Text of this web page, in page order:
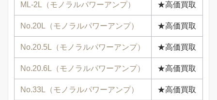
ML-2L（モノラルパワーアンプ） ★高価買取
No.20L（モノラルパワーアンプ） ★高価買取
No.20.5L（モノラルパワーアンプ） ★高価買取
No.20.6L（モノラルパワーアンプ） ★高価買取
No.33L（モノラルパワーアンプ） ★高価買取